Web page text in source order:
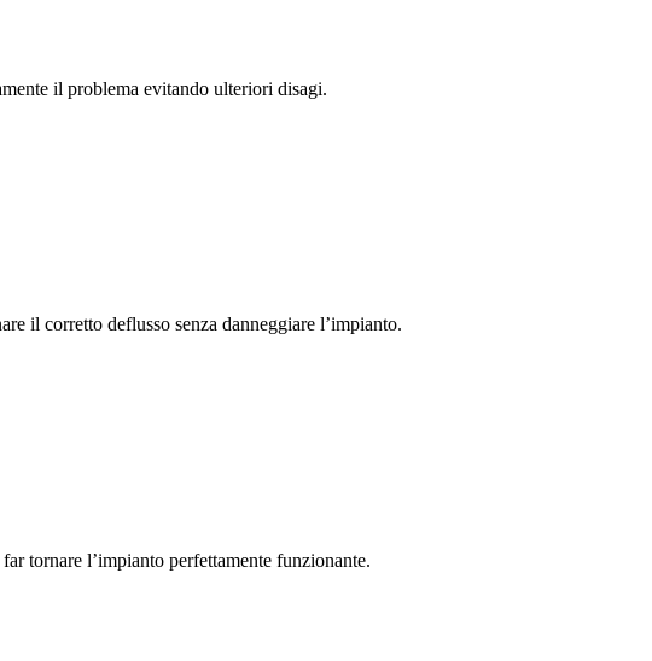
il problema evitando ulteriori disagi.
il corretto deflusso senza danneggiare l’impianto.
tornare l’impianto perfettamente funzionante.